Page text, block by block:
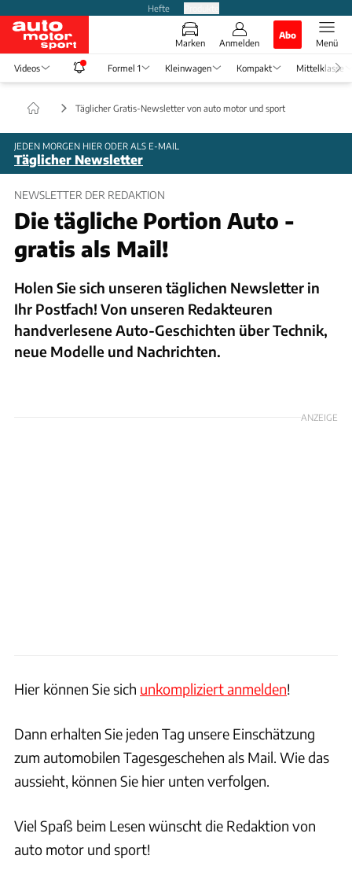
Hefte
Marken Anmelden
Abo
Menü
Videos Formel 1 Kleinwagen Kompakt Mittelklasse
Täglicher Gratis-Newsletter von auto motor und sport
JEDEN MORGEN HIER ODER ALS E-MAIL
Täglicher Newsletter
NEWSLETTER DER REDAKTION
Die tägliche Portion Auto -
gratis als Mail!
Holen Sie sich unseren täglichen Newsletter in
Ihr Postfach! Von unseren Redakteuren
handverlesene Auto-Geschichten über Technik,
neue Modelle und Nachrichten.
ANZEIGE
Hier können Sie sich unkompliziert anmelden!
Dann erhalten Sie jeden Tag unsere Einschätzung
zum automobilen Tagesgeschehen als Mail. Wie das
aussieht, können Sie hier unten verfolgen.
Viel Spaß beim Lesen wünscht die Redaktion von
auto motor und sport!